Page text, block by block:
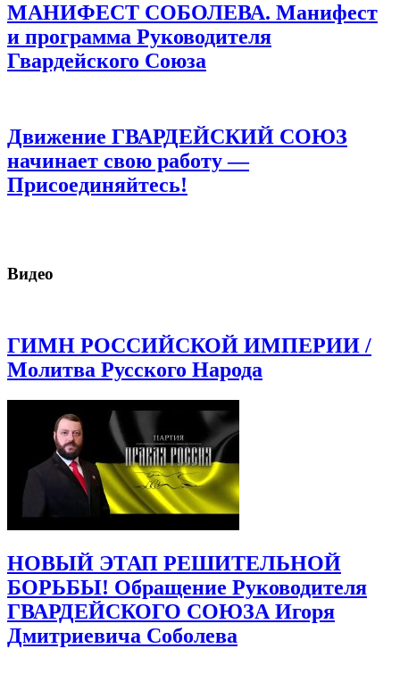
МАНИФЕСТ СОБОЛЕВА. Манифест
и программа Руководителя
Гвардейского Союза
Движение ГВАРДЕЙСКИЙ СОЮЗ
начинает свою работу —
Присоединяйтесь!
Видео
ГИМН РОССИЙСКОЙ ИМПЕРИИ /
Молитва Русского Народа
НОВЫЙ ЭТАП РЕШИТЕЛЬНОЙ
БОРЬБЫ! Обращение Руководителя
ГВАРДЕЙСКОГО СОЮЗА Игоря
Дмитриевича Соболева